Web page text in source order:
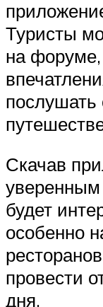
Туристы
на
Скачав
будет
особенно
провести
дня.